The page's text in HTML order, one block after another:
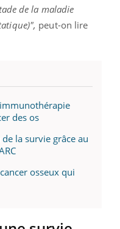
de la maladie
peut-on lire
des os
la survie grâce au
osseux qui